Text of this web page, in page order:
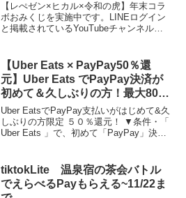
【レぺゼン×ヒカル×令和の虎】年末コラ
ボおみくじを実施中です。LINEログイン
と掲載されているYouTubeチャンネル登
円、最大100万円！やりかたはこちら▼...
【Uber Eats × PayPay50％還
元】Uber Eats でPayPay決済が
初めて＆久しぶりの方！最大800
ポイント戻ってくる
Uber EatsでPayPay支払いがはじめて&久
しぶりの方限定 ５０％還元！ ▼条件・「
Uber Eats 」で、初めて「PayPay」決済
た人 ...
tiktokLite 温泉宿の茶会バトル
でえらべるPayもらえる~11/22ま